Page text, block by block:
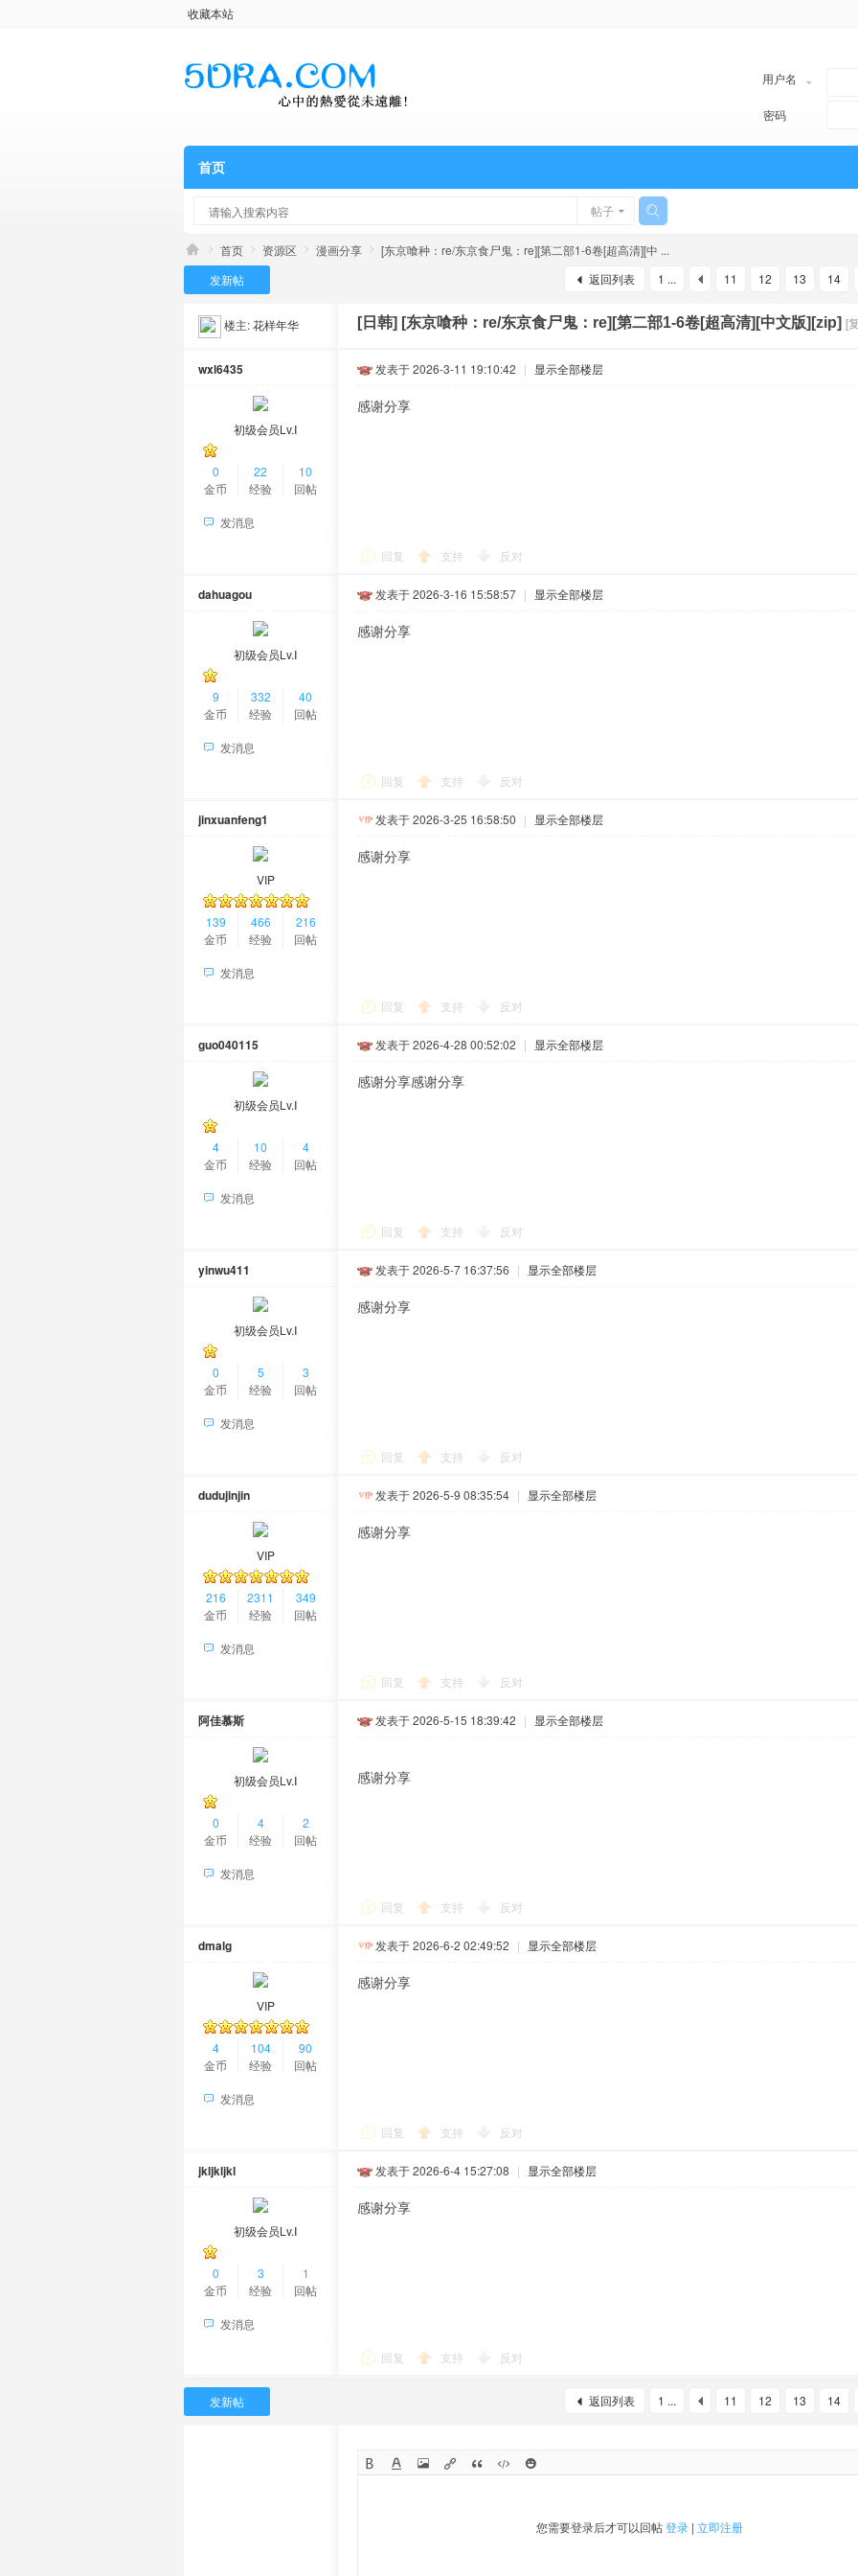
收藏本站
用户名
密码
首页
帖子
首页 资源区 漫画分享
[东京喰种：re/东京食尸鬼：re][第二部1-6卷[超高清][中 ...
1 ...
11 12 13 14
返回列表
发新帖
楼主:花样年华 [日韩] [东京喰种：re/东京食尸鬼：re][第二部1-6卷[超高清][中文版][zip] [
wxl6435
初级会员Lv.Ⅰ
0
金币
22
经验
10
回帖
发消息
发表于 2026-3-11 19:10:42 | 显示全部楼层
感谢分享
回复 支持 反对
dahuagou
初级会员Lv.Ⅰ
9
金币
332
经验
40
回帖
发消息
发表于 2026-3-16 15:58:57 | 显示全部楼层
感谢分享
回复 支持 反对
jinxuanfeng1
VIP
139
金币
466
经验
216
回帖
发消息
发表于 2026-3-25 16:58:50 | 显示全部楼层
感谢分享
回复 支持 反对
guo040115
初级会员Lv.Ⅰ
4
金币
10
经验
4
回帖
发消息
发表于 2026-4-28 00:52:02 | 显示全部楼层
感谢分享感谢分享
回复 支持 反对
yinwu411
初级会员Lv.Ⅰ
0
金币
5
经验
3
回帖
发消息
发表于 2026-5-7 16:37:56 | 显示全部楼层
感谢分享
回复 支持 反对
dudujinjin
VIP
216
金币
2311
经验
349
回帖
发消息
发表于 2026-5-9 08:35:54 | 显示全部楼层
感谢分享
回复 支持 反对
阿佳慕斯
初级会员Lv.Ⅰ
0
金币
4
经验
2
回帖
发消息
发表于 2026-5-15 18:39:42 | 显示全部楼层
感谢分享
回复 支持 反对
dmalg
VIP
4
金币
104
经验
90
回帖
发消息
发表于 2026-6-2 02:49:52 | 显示全部楼层
感谢分享
回复 支持 反对
jkljkljkl
初级会员Lv.Ⅰ
0
金币
3
经验
1
回帖
发消息
发表于 2026-6-4 15:27:08 | 显示全部楼层
感谢分享
回复 支持 反对
1 ... 11 12 13 14
返回列表
发新帖
您需要登录后才可以回帖登录| 立即注册